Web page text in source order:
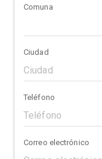
Comuna
Ciudad
Teléfono
Correo electrónico